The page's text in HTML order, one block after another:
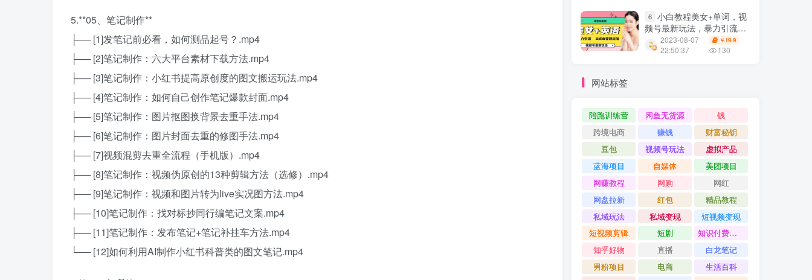
5.**05、笔记制作**
├── [1]发笔记前必看，如何测品起号？.mp4
├── [2]笔记制作：六大平台素材下载方法.mp4
├── [3]笔记制作：小红书提高原创度的图文搬运玩法.mp4
├── [4]笔记制作：如何自己创作笔记爆款封面.mp4
├── [5]笔记制作：图片抠图换背景去重手法.mp4
├── [6]笔记制作：图片封面去重的修图手法.mp4
├── [7]视频混剪去重全流程（手机版）.mp4
├── [8]笔记制作：视频伪原创的13种剪辑方法（选修）.mp4
├── [9]笔记制作：视频和图片转为live实况图方法.mp4
├── [10]笔记制作：找对标抄同行编笔记文案.mp4
├── [11]笔记制作：发布笔记+笔记补挂车方法.mp4
└── [12]如何利用AI制作小红书科普类的图文笔记.mp4
6 小白教程美女+单词，视
频号最新玩法，暴力引流，
0成本变现玩法【揭秘】
2023-08-07
22:50:37
￥ 19.9
130
网站标签
陪跑训练营 闲鱼无货源
钱
跨境电商
赚钱
财富秘钥
豆包
视频号玩法
虚拟产品
蓝海项目
自媒体
美团项目
网赚教程
网购
网红
网盘拉新
红包
精品教程
私域玩法
私域变现
短视频变现
短视频剪辑
短剧
知识付费项目
知乎好物
直播
白龙笔记
男粉项目
电商
生活百科